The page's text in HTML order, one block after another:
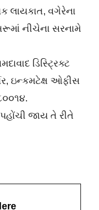
લાયકાત, વગેરેના
નીચેના સરનામે
ડિસ્ટ્રિક્ટ
ઇન્કમટેક્ષ ઓફીસ
જાય તે રીતે